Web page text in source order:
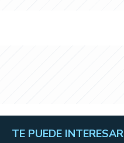
TE PUEDE INTERESAR